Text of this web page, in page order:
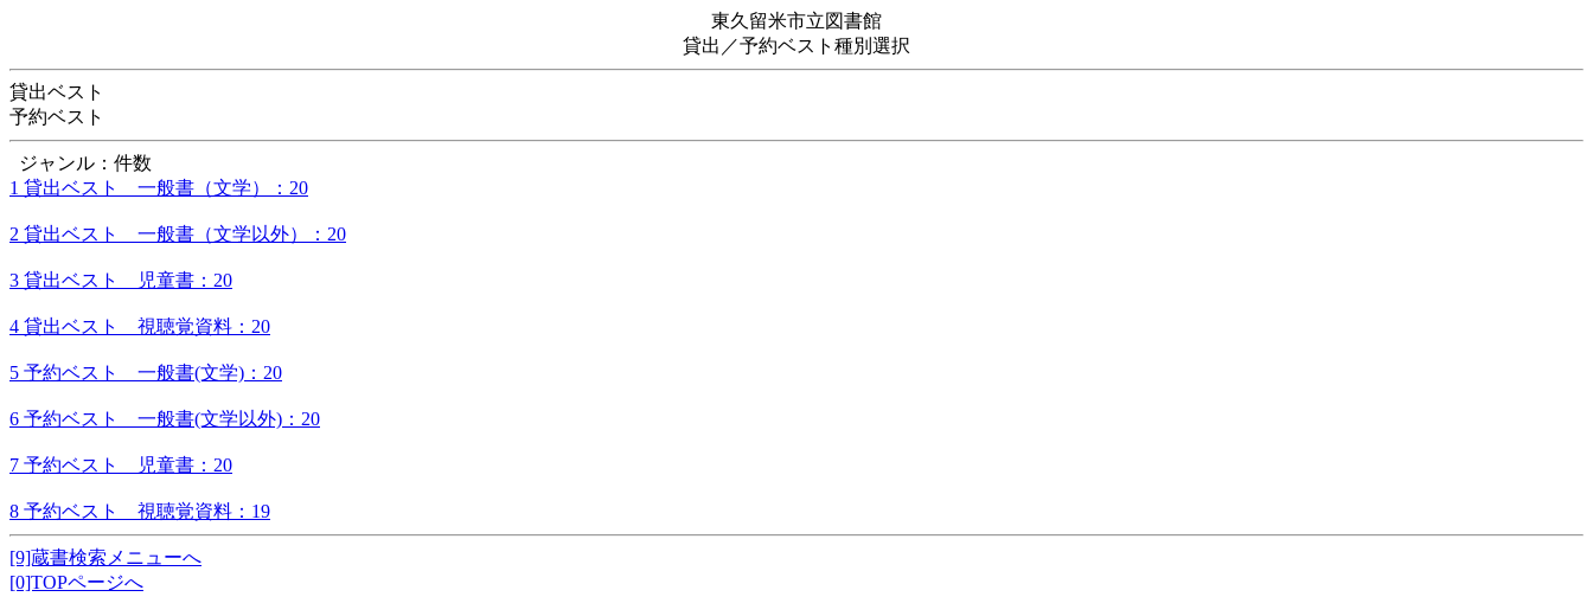
東久留米市立図書館
貸出／予約ベスト種別選択
貸出ベスト
予約ベスト
ジャンル：件数
1 貸出ベスト 一般書（文学）：20
2 貸出ベスト 一般書（文学以外）：20
3 貸出ベスト 児童書：20
4 貸出ベスト 視聴覚資料：20
5 予約ベスト 一般書(文学)：20
6 予約ベスト 一般書(文学以外)：20
7 予約ベスト 児童書：20
8 予約ベスト 視聴覚資料：19
[9]蔵書検索メニューへ
[0]TOPページへ